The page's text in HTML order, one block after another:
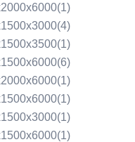
(1)
(4)
(1)
(6)
(1)
(1)
(1)
(1)